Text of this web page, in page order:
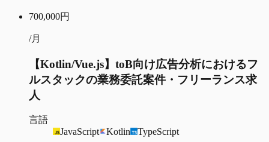
700,000円
/月
【Kotlin/Vue.js】toB向け広告分析におけるフ
ルスタックの業務委託案件・フリーランス求
人
言語
JavaScript
Kotlin TypeScript